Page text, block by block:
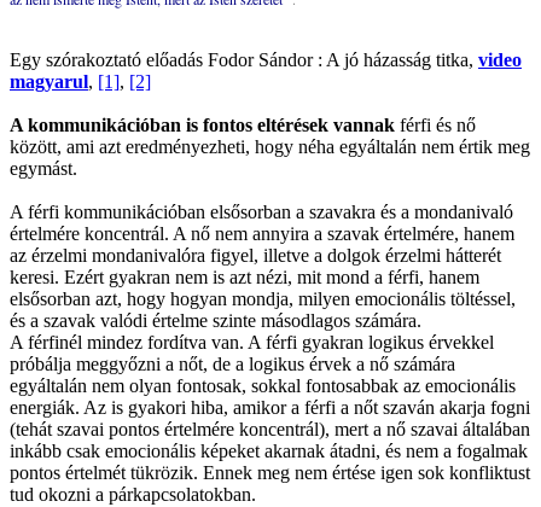
Egy szórakoztató előadás Fodor Sándor : A jó házasság titka, video
magyarul, [1], [2]
A kommunikációban is fontos eltérések vannak férfi és nő
között, ami azt eredményezheti, hogy néha egyáltalán nem értik meg
egymást.
A férfi kommunikációban elsősorban a szavakra és a mondanivaló
értelmére koncentrál. A nő nem annyira a szavak értelmére, hanem
az érzelmi mondanivalóra figyel, illetve a dolgok érzelmi hátterét
keresi. Ezért gyakran nem is azt nézi, mit mond a férfi, hanem
elsősorban azt, hogy hogyan mondja, milyen emocionális töltéssel,
és a szavak valódi értelme szinte másodlagos számára.
A férfinél mindez fordítva van. A férfi gyakran logikus érvekkel
próbálja meggyőzni a nőt, de a logikus érvek a nő számára
egyáltalán nem olyan fontosak, sokkal fontosabbak az emocionális
energiák. Az is gyakori hiba, amikor a férfi a nőt szaván akarja fogni
(tehát szavai pontos értelmére koncentrál), mert a nő szavai általában
inkább csak emocionális képeket akarnak átadni, és nem a fogalmak
pontos értelmét tükrözik. Ennek meg nem értése igen sok konfliktust
tud okozni a párkapcsolatokban.